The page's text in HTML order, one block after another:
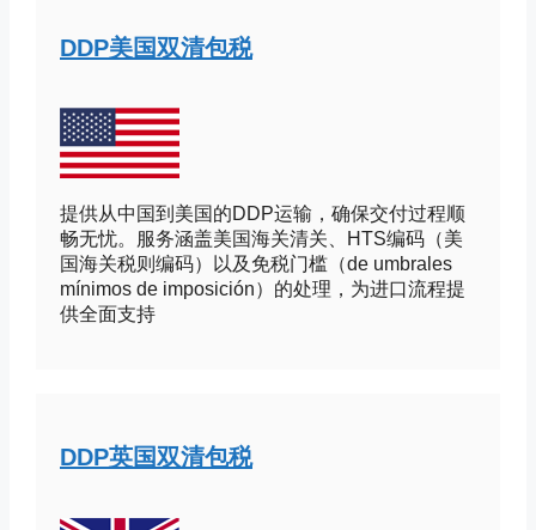
DDP美国双清包税
提供从中国到美国的DDP运输，确保交付过程顺
畅无忧。服务涵盖美国海关清关、HTS编码（美
国海关税则编码）以及免税门槛（de umbrales
mínimos de imposición）的处理，为进口流程提
供全面支持
DDP英国双清包税